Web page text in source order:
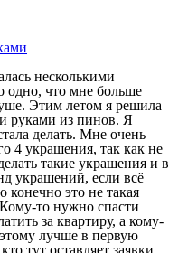
несколькими
одно, что мне больше
Этим летом я решила
руками из пинов. Я
делать. Мне очень
4 украшения, так как не
такие украшения и в
украшений, если всё
это не такая
то нужно спасти
за квартиру, а кому-
лучше в первую
тут оставляет заявки